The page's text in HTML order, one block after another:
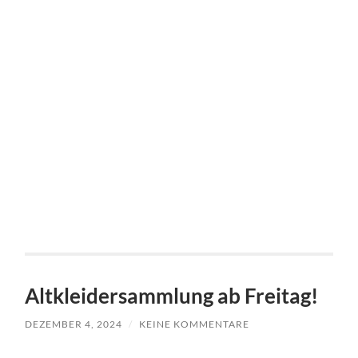
Altkleidersammlung ab Freitag!
DEZEMBER 4, 2024 / KEINE KOMMENTARE